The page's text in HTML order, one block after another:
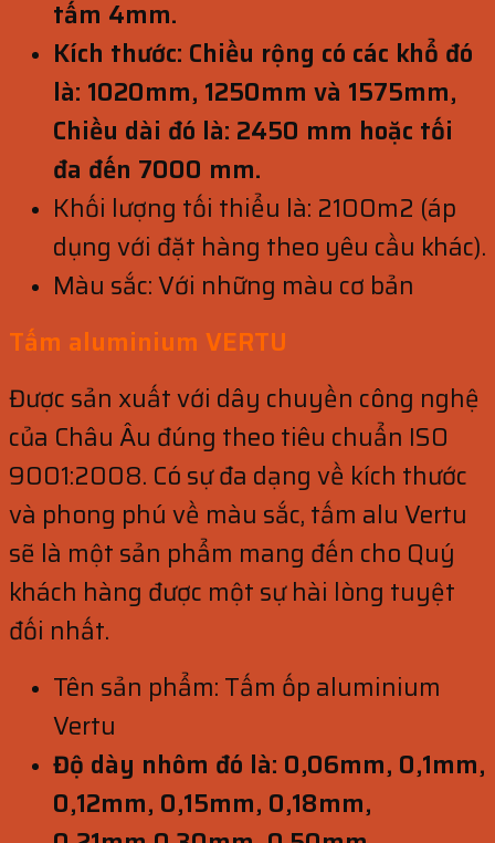
tấm 4mm.
Kích thước: Chiều rộng có các khổ đó
là: 1020mm, 1250mm và 1575mm,
Chiều dài đó là: 2450 mm hoặc tối
đa đến 7000 mm.
Khối lượng tối thiểu là: 2100m2 (áp
dụng với đặt hàng theo yêu cầu khác).
Màu sắc: Với những màu cơ bản
Tấm aluminium VERTU
Được sản xuất với dây chuyền công nghệ
của Châu Âu đúng theo tiêu chuẩn ISO
9001:2008. Có sự đa dạng về kích thước
và phong phú về màu sắc, tấm alu Vertu
sẽ là một sản phẩm mang đến cho Quý
khách hàng được một sự hài lòng tuyệt
đối nhất.
Tên sản phẩm: Tấm ốp aluminium
Vertu
Độ dày nhôm đó là: 0,06mm, 0,1mm,
0,12mm, 0,15mm, 0,18mm,